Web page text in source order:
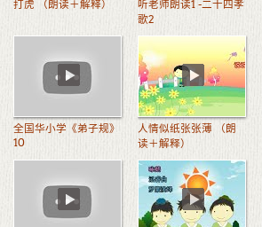
打虎 （朗读＋解释）
听老师朗读1 -二十四孝
歌2
全国华小学《弟子规》
10
人情似纸张张薄 （朗
读＋解释）